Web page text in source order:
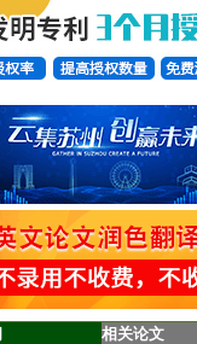
相关论文